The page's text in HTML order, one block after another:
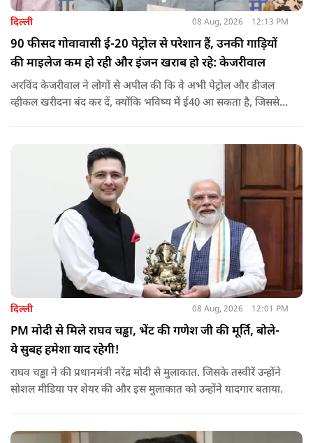
दिल्ली 08 Aug, 2026 12:13 PM
90 फीसद गोवावासी ई-20 पेट्रोल से परेशान हैं, उनकी गाड़ियों
की माइलेज कम हो रही और इंजन खराब हो रहे: केजरीवाल
अरविंद केजरीवाल ने लोगों से अपील की कि वे अभी पेट्रोल और डीजल
व्हीकल खरीदना बंद कर दें, क्योंकि भविष्य में ई40 आ सकता है, जिससे
दिल्ली 08 Aug, 2026 12:01 PM
PM मोदी से मिले राघव चड्ढा, भेंट की गणेश जी की मूर्ति, बोले-
ये सुबह हमेशा याद रहेगी!
राघव चड्ढा ने की प्रधानमंत्री नरेंद्र मोदी से मुलाकात. जिसके तस्वीरें उन्होंने
सोशल मीडिया पर शेयर की और इस मुलाकात को उन्होंने यादगार बताया.